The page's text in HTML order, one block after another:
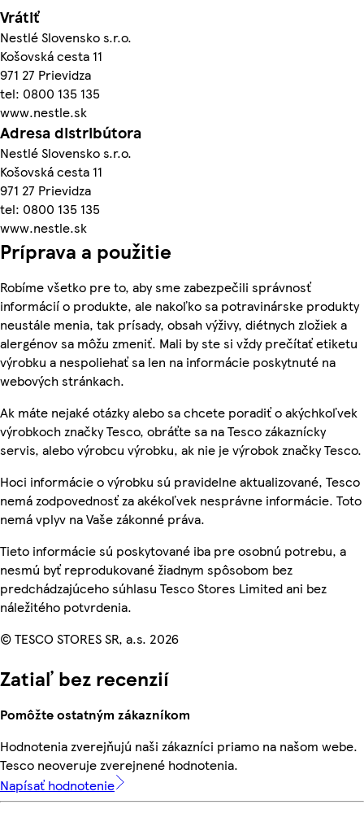
Vrátiť
Nestlé Slovensko s.r.o.
Košovská cesta 11
971 27 Prievidza
tel: 0800 135 135
www.nestle.sk
Adresa distribútora
Nestlé Slovensko s.r.o.
Košovská cesta 11
971 27 Prievidza
tel: 0800 135 135
www.nestle.sk
Príprava a použitie
Robíme všetko pre to, aby sme zabezpečili správnosť
informácií o produkte, ale nakoľko sa potravinárske produkty
neustále menia, tak prísady, obsah výživy, diétnych zložiek a
alergénov sa môžu zmeniť. Mali by ste si vždy prečítať etiketu
výrobku a nespoliehať sa len na informácie poskytnuté na
webových stránkach.
Ak máte nejaké otázky alebo sa chcete poradiť o akýchkoľvek
výrobkoch značky Tesco, obráťte sa na Tesco zákaznícky
servis, alebo výrobcu výrobku, ak nie je výrobok značky Tesco.
Hoci informácie o výrobku sú pravidelne aktualizované, Tesco
nemá zodpovednosť za akékoľvek nesprávne informácie. Toto
nemá vplyv na Vaše zákonné práva.
Tieto informácie sú poskytované iba pre osobnú potrebu, a
nesmú byť reprodukované žiadnym spôsobom bez
predchádzajúceho súhlasu Tesco Stores Limited ani bez
náležitého potvrdenia.
© TESCO STORES SR, a.s. 2026
Zatiaľ bez recenzií
Pomôžte ostatným zákazníkom
Hodnotenia zverejňujú naši zákazníci priamo na našom webe.
Tesco neoveruje zverejnené hodnotenia.
Napísať hodnotenie